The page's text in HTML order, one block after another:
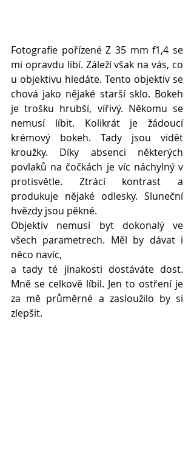
Fotografie pořízené Z 35 mm f1,4 se
mi opravdu líbí. Záleží však na vás, co
u objektivu hledáte. Tento objektiv se
chová jako nějaké starší sklo. Bokeh
je trošku hrubší, vířivý. Někomu se
nemusí líbit. Kolikrát je žádoucí
krémový bokeh. Tady jsou vidět
kroužky. Díky absenci některých
povlaků na čočkách je víc náchylný v
protisvětle. Ztrácí kontrast a
produkuje nějaké odlesky. Sluneční
hvězdy jsou pěkné.
Objektiv nemusí byt dokonalý ve
všech parametrech. Měl by dávat i
něco navíc,
a tady té jinakosti dostáváte dost.
Mně se celkově líbil. Jen to ostření je
za mě průměrné a zasloužilo by si
zlepšit.